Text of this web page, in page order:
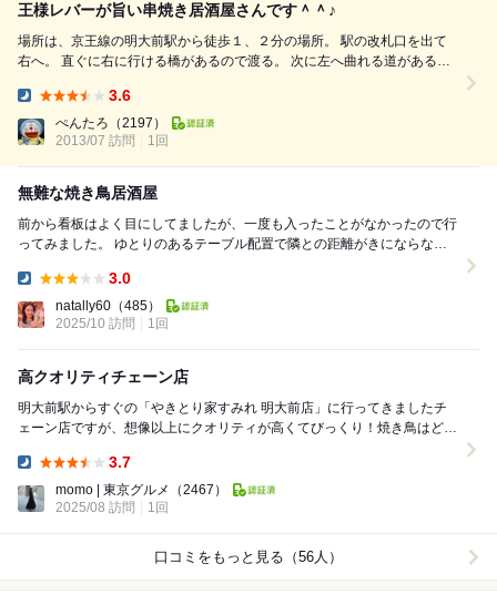
王様レバーが旨い串焼き居酒屋さんです＾＾♪
場所は、京王線の明大前駅から徒歩１、２分の場所。 駅の改札口を出て
右へ。 直ぐに右に行ける橋があるので渡る。 次に左へ曲れる道があるの
店舗が見えてきます。 （１階はスタ丼屋さん） 階段で２階へ上がりま
す。（手摺りはありますが、階段の踏み板は少し狭い） ２階へ上がり、
3.6
ぺんたろ （2197）
2013/07 訪問
1回
無難な焼き鳥居酒屋
前から看板はよく目にしてましたが、一度も入ったことがなかったので行
ってみました。 ゆとりのあるテーブル配置で隣との距離がきにならない
3.0
natally60 （485）
2025/10 訪問
1回
高クオリティチェーン店
明大前駅からすぐの「やきとり家すみれ 明大前店」に行ってきましたチ
ェーン店ですが、想像以上にクオリティが高くてびっくり！焼き鳥はどれ
3.7
momo | 東京グルメ
（2467）
2025/08 訪問
1回
口コミをもっと見る（56人）